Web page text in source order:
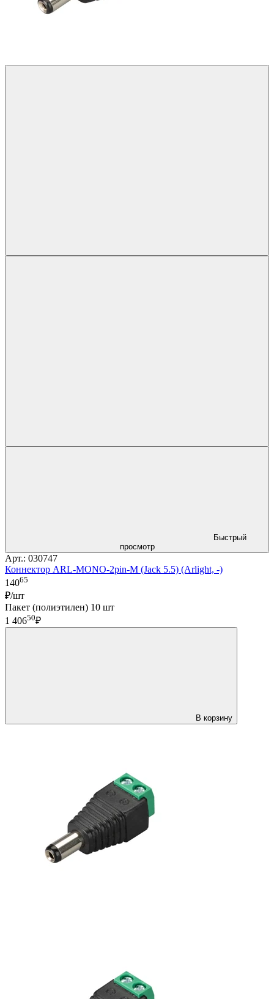
Быстрый
просмотр
Арт.: 030747
Коннектор ARL-MONO-2pin-M (Jack 5.5) (Arlight, -)
14065
₽/шт
Пакет (полиэтилен) 10 шт
1 40650₽
В корзину